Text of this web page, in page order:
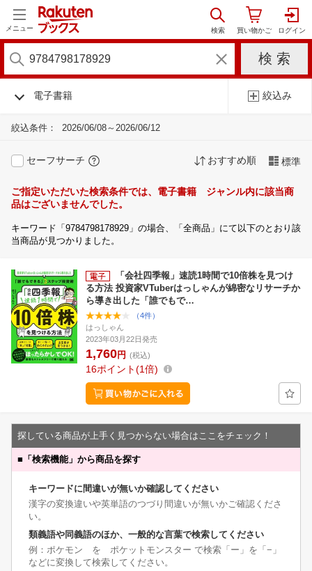
メニュー
電子書籍 絞込み
絞込条件： 2026/06/08～2026/06/12
セーフサーチ おすすめ順 標準
ご指定いただいた検索条件では、電子書籍 ジャンル内に該当商
品はございませんでした。
キーワード「9784798178929」の場合、「全商品」にて以下のとおり該
当商品が見つかりました。
「会社四季報」速読1時間で10倍株を見つけ
る方法 投資家VTuberはっしゃんが綿密なリサーチか
ら導き出した「誰でもで…
（4件）
はっしゃん
2023年03月22日発売
1,760円 (税込)
16ポイント 1倍
探している商品が上手く見つからない場合はここをチェック！
■ 「検索機能」から商品を探す
キーワードに間違いが無いか確認してください
漢字の変換違いや英単語のつづり間違いが無いかご確認くださ
い。
類義語や同義語のほか、一般的な言葉で検索してください
例：ポケモン を ポケットモンスター で検索「ー」を「−」
などに変換して検索してください。